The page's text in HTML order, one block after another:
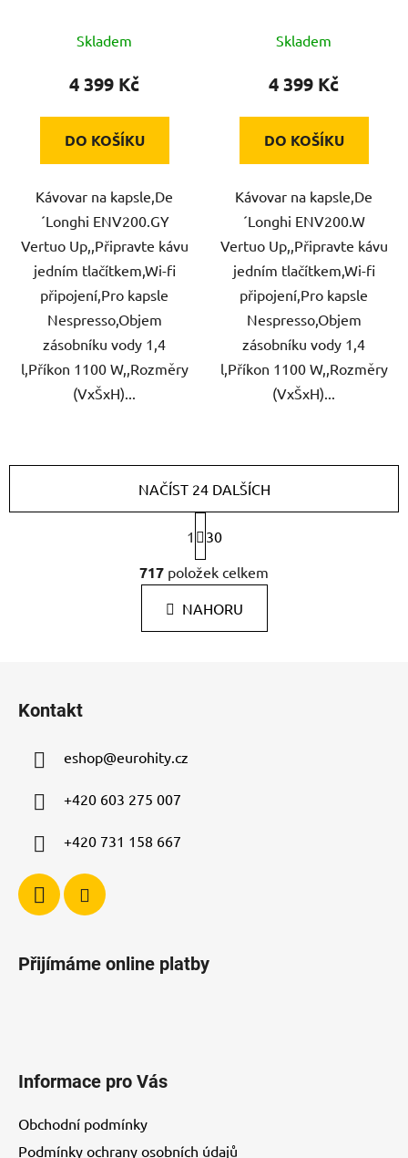
Skladem
4 399 Kč
DO KOŠÍKU
Kávovar na kapsle,De
´Longhi ENV200.GY
Vertuo Up,,Připravte kávu
jedním tlačítkem,Wi-fi
připojení,Pro kapsle
Nespresso,Objem
zásobníku vody 1,4
l,Příkon 1100 W,,Rozměry
(VxŠxH)...
Skladem
4 399 Kč
DO KOŠÍKU
Kávovar na kapsle,De
´Longhi ENV200.W
Vertuo Up,,Připravte kávu
jedním tlačítkem,Wi-fi
připojení,Pro kapsle
Nespresso,Objem
zásobníku vody 1,4
l,Příkon 1100 W,,Rozměry
(VxŠxH)...
O
v
á
d
NAČÍST 24 DALŠÍCH
t
r
á
n
k
1 30
717 položek celkem
NAHORU
Kontakt
eshop@eurohity.cz
+420 603 275 007
+420 731 158 667
Přijímáme online platby
Informace pro Vás
Obchodní podmínky
Podmínky ochrany osobních údajů